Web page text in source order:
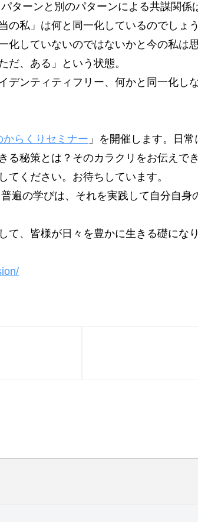
ターンと別のパターンによる共謀関係
の私」は何と同一化しているのでしょ
化していないのではないかと今の私は
だ、ある」という状態。
デンティティフリー、何かと同一化し
からくりセミナー 」を開催します。日
る秘策とは？そのカラクリをお伝えで
てください。お待ちしています。
遍の学びは、それを実践して自分自身
、皆様が日々を豊かに生きる礎にな